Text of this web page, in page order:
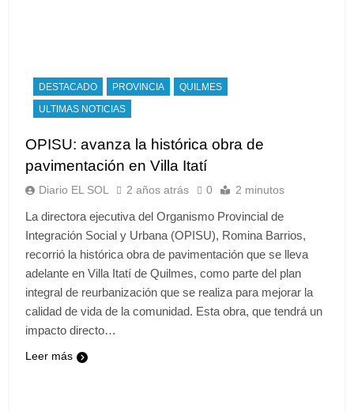
DESTACADO PROVINCIA
QUILMES
ULTIMAS NOTICIAS
OPISU: avanza la histórica obra de
pavimentación en Villa Itatí
Diario EL SOL 2 años atrás 0 2 minutos
La directora ejecutiva del Organismo Provincial de
Integración Social y Urbana (OPISU), Romina Barrios,
recorrió la histórica obra de pavimentación que se lleva
adelante en Villa Itatí de Quilmes, como parte del plan
integral de reurbanización que se realiza para mejorar la
calidad de vida de la comunidad. Esta obra, que tendrá un
impacto directo…
Leer más